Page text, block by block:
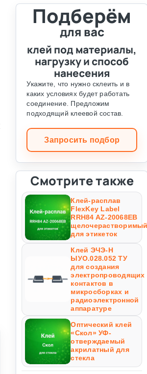
Подберём
для вас
клей под материалы,
нагрузку и способ
нанесения
Укажите, что нужно склеить и в
каких условиях будет работать
соединение. Предложим
подходящий клеевой состав.
Запросить подбор
Смотрите также
Клей-расплав
FlexKey Label
RRH84 AZ-20068EB
для этикеток
Клей ЭЧЭ-Н
ЫУО.028.052 ТУ
для создания
электропроводящих
контактов в
микросборках и
радиоэлектронной
аппаратуре
Оптический клей
«Скол» УФ-
отверждаемый
акрилатный для
стекла